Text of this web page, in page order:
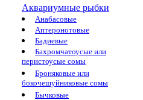
Аквариумные рыбки
Анабасовые
Аптеронотовые
Бадиевые
Бахромчатоусые или
перистоусые сомы
Броняковые или
бокочешуйниковые сомы
Бычковые